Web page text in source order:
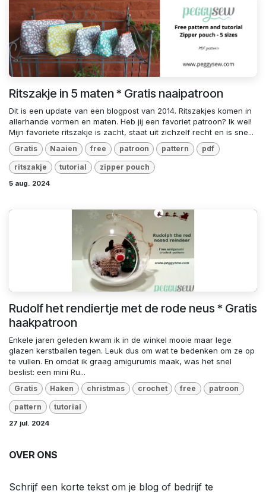
Ritszakje in 5 maten * Gratis naaipatroon
Dit is een update van een blogpost van 2014. Ritszakjes komen in
allerhande vormen en maten. Heb jij een favoriet patroon? Ik wel!
Mijn favoriete ritszakje is zacht, staat uit zichzelf recht en is sne...
Gratis Naaien free patroon pattern pdf
ritszakje tutorial zipper pouch
5 aug. 2024
Rudolf het rendiertje met de rode neus * Gratis
haakpatroon
Enkele jaren geleden kwam ik in de winkel mooie maar lege
glazen kerstballen tegen. Leuk dus om wat te bedenken om ze op
te vullen. En omdat ik graag amigurumis maak, was het snel
beslist: een mini Ru...
Gratis Haken christmas crochet free patroon
pattern tutorial
27 jul. 2024
OVER ONS
Schrijf een korte tekst om je blog of bedrijf te